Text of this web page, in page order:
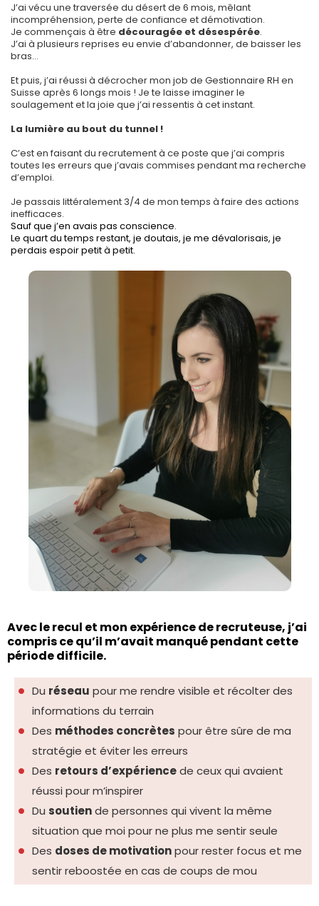
J’ai vécu une traversée du désert de 6 mois, mêlant
incompréhension, perte de confiance et démotivation.
Je commençais à être découragée et désespérée.
J’ai à plusieurs reprises eu envie d’abandonner, de baisser les
bras…
Et puis, j’ai réussi à décrocher mon job de Gestionnaire RH en
Suisse après 6 longs mois ! Je te laisse imaginer le
soulagement et la joie que j’ai ressentis à cet instant.
La lumière au bout du tunnel !
C’est en faisant du recrutement à ce poste que j’ai compris
toutes les erreurs que j’avais commises pendant ma recherche
d’emploi.
Je passais littéralement 3/4 de mon temps à faire des actions
inefficaces.
Sauf que j’en avais pas conscience.
Le quart du temps restant, je doutais, je me dévalorisais, je
perdais espoir petit à petit.
Avec le recul et mon expérience de recruteuse, j’ai
compris ce qu’il m’avait manqué pendant cette
période difficile.
Du réseau pour me rendre visible et récolter des
informations du terrain
Des méthodes concrètes pour être sûre de ma
stratégie et éviter les erreurs
Des retours d’expériencede ceux qui avaient
réussi pour m’inspirer
Du soutiende personnes qui vivent la même
situation que moi pour ne plus me sentir seule
Des doses de motivationpour rester focus et me
sentir reboostée en cas de coups de mou